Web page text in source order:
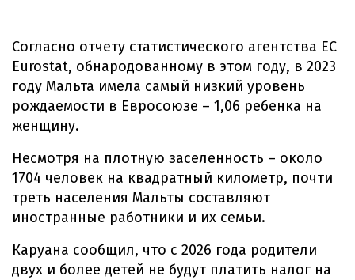
Согласно отчету статистического агентства ЕС
Eurostat, обнародованному в этом году, в 2023
году Мальта имела самый низкий уровень
рождаемости в Евросоюзе – 1,06 ребенка на
женщину.
Несмотря на плотную заселенность – около
1704 человек на квадратный километр, почти
треть населения Мальты составляют
иностранные работники и их семьи.
Каруана сообщил, что с 2026 года родители
двух и более детей не будут платить налог на